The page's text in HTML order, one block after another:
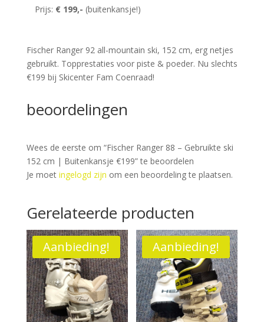
Prijs: € 199,- (buitenkansje!)
Fischer Ranger 92 all-mountain ski, 152 cm, erg netjes
gebruikt. Topprestaties voor piste & poeder. Nu slechts
€199 bij Skicenter Fam Coenraad!
beoordelingen
Wees de eerste om “Fischer Ranger 88 – Gebruikte ski
152 cm | Buitenkansje €199” te beoordelen
Je moet ingelogd zijn om een beoordeling te plaatsen.
Gerelateerde producten
Aanbieding! Aanbieding!